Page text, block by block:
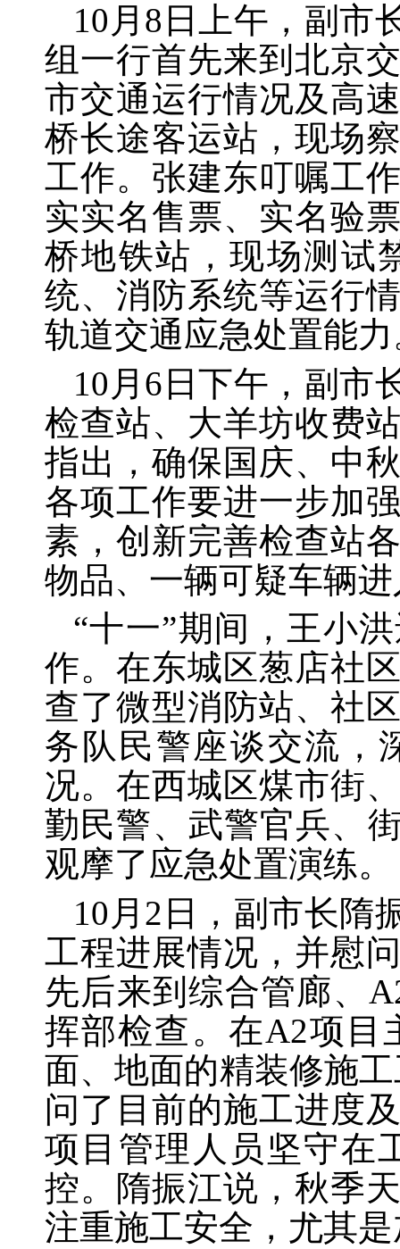
10月 8日上午，副市
组一行首先来到北京
市交通运行情况及高
桥长途客运站，现场
工作。张建东叮嘱工
实实名售票、实名验
桥地铁站，现场测试
统、消防系统等运行
轨道交通应急处置能
10月6日下午，副市
检查站、大羊坊收费
指出，确保国庆、中
各项工作要进一步加
素，创新完善检查站
物品、一辆可疑车辆
“十一”期间，王小
作。在东城区葱店社
查了微型消防站、社
务队民警座谈交流，
况。在西城区煤市街
勤民警、武警官兵、
观摩了应急处置演练。
10月2日，副市长隋
工程进展情况，并慰
先后来到综合管廊、
挥部检查。在A2项目
面、地面的精装修施
问了目前的施工进度
项目管理人员坚守在
控。隋振江说，秋季
注重施工安全，尤其